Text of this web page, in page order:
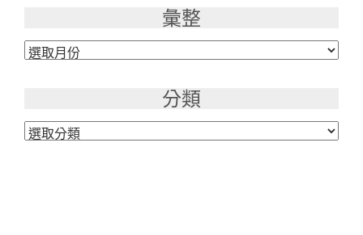
彙整
彙
分類
分